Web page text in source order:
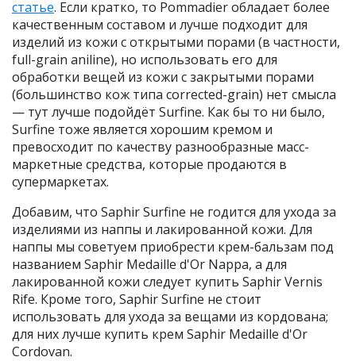
статье. Если кратко, то Pommadier обладает более
качественным составом и лучше подходит для
изделий из кожи с открытыми порами (в частности,
full-grain aniline), но использовать его для
обработки вещей из кожи с закрытыми порами
(большинство кож типа corrected-grain) нет смысла
— тут лучше подойдёт Surfine. Как бы то ни было,
Surfine тоже является хорошим кремом и
превосходит по качеству разнообразные масс-
маркетные средства, которые продаются в
супермаркетах.
Добавим, что Saphir Surfine не годится для ухода за
изделиями из наппы и лакированной кожи. Для
наппы мы советуем приобрести крем-бальзам под
названием Saphir Medaille d'Or Nappa, а для
лакированной кожи следует купить Saphir Vernis
Rife. Кроме того, Saphir Surfine не стоит
использовать для ухода за вещами из кордована;
для них лучше купить крем Saphir Medaille d'Or
Cordovan.